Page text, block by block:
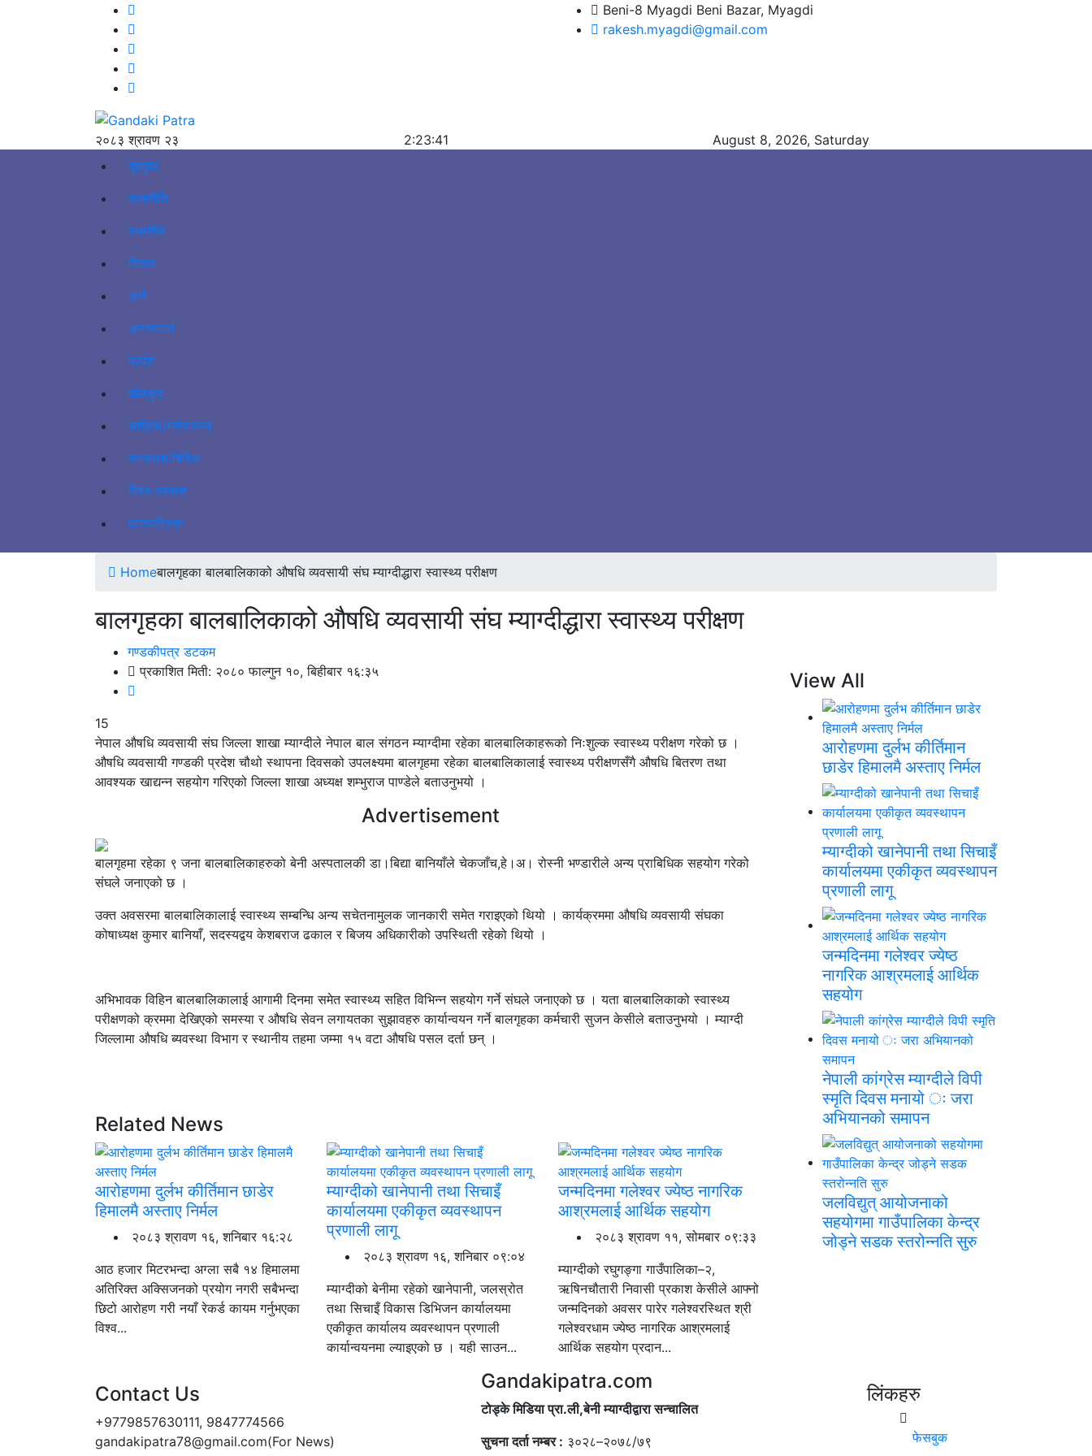
Beni-8 Myagdi Beni Bazar, Myagdi
rakesh.myagdi@gmail.com
२०८३ श्रावण २३ 2:23:41
August 8, 2026, Saturday
गृहपृष्ठ
राजनीति
स्थानीय
विचार
अर्थ
अन्तरवार्ता
प्रदेश
खेलकुद
साहित्य/मनोरञ्जन
स्वास्थय/बिबिध
विश्व-प्रवास
पत्रपत्रिका
Homeबालगृहका बालबालिकाको औषधि व्यवसायी संघ म्याग्दीद्धारा स्वास्थ्य परीक्षण
बालगृहका बालबालिकाको औषधि व्यवसायी संघ म्याग्दीद्धारा स्वास्थ्य परीक्षण
गण्डकीपत्र डटकम
प्रकाशित मिती: २०८० फाल्गुन १०, बिहीबार १६:३५
15
नेपाल औषधि व्यवसायी संघ जिल्ला शाखा म्याग्दीले नेपाल बाल संगठन म्याग्दीमा रहेका बालबालिकाहरूको निःशुल्क स्वास्थ्य परीक्षण गरेको छ ।
औषधि व्यवसायी गण्डकी प्रदेश चौथो स्थापना दिवसको उपलक्ष्यमा बालगृहमा रहेका बालबालिकालाई स्वास्थ्य परीक्षणसँगै औषधि बितरण तथा
आवश्यक खाद्यन्न सहयोग गरिएको जिल्ला शाखा अध्यक्ष शम्भुराज पाण्डेले बताउनुभयो ।
Advertisement
बालगृहमा रहेका ९ जना बालबालिकाहरुको बेनी अस्पतालकी डा।बिद्या बानियाँले चेकजाँच,हे।अ। रोस्नी भण्डारीले अन्य प्राबिधिक सहयोग गरेको
संघले जनाएको छ ।
उक्त अवसरमा बालबालिकालाई स्वास्थ्य सम्बन्धि अन्य सचेतनामुलक जानकारी समेत गराइएको थियो । कार्यक्रममा औषधि व्यवसायी संघका
कोषाध्यक्ष कुमार बानियाँ, सदस्यद्वय केशबराज ढकाल र बिजय अधिकारीको उपस्थिती रहेको थियो ।
अभिभावक विहिन बालबालिकालाई आगामी दिनमा समेत स्वास्थ्य सहित विभिन्न सहयोग गर्ने संघले जनाएको छ । यता बालबालिकाको स्वास्थ्य
परीक्षणको क्रममा देखिएको समस्या र औषधि सेवन लगायतका सुझावहरु कार्यान्वयन गर्ने बालगृहका कर्मचारी सुजन केसीले बताउनुभयो । म्याग्दी
जिल्लामा औषधि ब्यवस्था विभाग र स्थानीय तहमा जम्मा १५ वटा औषधि पसल दर्ता छन् ।
Related News
आरोहणमा दुर्लभ कीर्तिमान छाडेर
हिमालमै अस्ताए निर्मल
२०८३ श्रावण १६, शनिबार १६:२८
आठ हजार मिटरभन्दा अग्ला सबै १४ हिमालमा
अतिरिक्त अक्सिजनको प्रयोग नगरी सबैभन्दा
छिटो आरोहण गरी नयाँ रेकर्ड कायम गर्नुभएका
विश्व...
म्याग्दीको खानेपानी तथा सिचाइँ
कार्यालयमा एकीकृत व्यवस्थापन
प्रणाली लागू
२०८३ श्रावण १६, शनिबार ०९:०४
म्याग्दीको बेनीमा रहेको खानेपानी, जलस्रोत
तथा सिचाइँ विकास डिभिजन कार्यालयमा
एकीकृत कार्यालय व्यवस्थापन प्रणाली
कार्यान्वयनमा ल्याइएको छ । यही साउन...
जन्मदिनमा गलेश्वर ज्येष्ठ नागरिक
आश्रमलाई आर्थिक सहयोग
२०८३ श्रावण ११, सोमबार ०९:३३
म्याग्दीको रघुगङ्गा गाउँपालिका–२,
ऋषिनचौतारी निवासी प्रकाश केसीले आफ्नो
जन्मदिनको अवसर पारेर गलेश्वरस्थित श्री
गलेश्वरधाम ज्येष्ठ नागरिक आश्रमलाई
आर्थिक सहयोग प्रदान...
View All
आरोहणमा दुर्लभ कीर्तिमान
छाडेर हिमालमै अस्ताए निर्मल
म्याग्दीको खानेपानी तथा सिचाइँ
कार्यालयमा एकीकृत व्यवस्थापन
प्रणाली लागू
जन्मदिनमा गलेश्वर ज्येष्ठ
नागरिक आश्रमलाई आर्थिक
सहयोग
नेपाली कांग्रेस म्याग्दीले विपी
स्मृति दिवस मनायो ः जरा
अभियानको समापन
जलविद्युत् आयोजनाको
सहयोगमा गाउँपालिका केन्द्र
जोड्ने सडक स्तरोन्नति सुरु
Contact Us
+9779857630111, 9847774566
gandakipatra78@gmail.com(For News)
Gandakipatra.com
टोड्के मिडिया प्रा.ली,बेनी म्याग्दीद्वारा सन्चालित
सुचना दर्ता नम्बर : ३०२८–२०७८/७९
लिंकहरु
फेसबुक